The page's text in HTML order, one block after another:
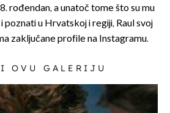
rođendan, a unatoč tome što su mu
u Hrvatskoj i regiji, Raul svoj
zaključane profile na Instagramu.
I OVU GALERIJU